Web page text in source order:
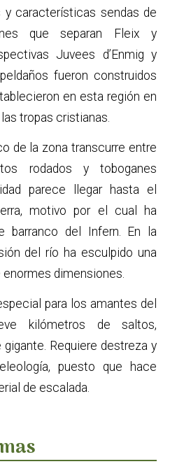
y características sendas de
que separan Fleix y
Juvees d’Enmig y
fueron construidos
en esta región en
tropas cristianas.
de la zona transcurre entre
rodados y toboganes
parece llegar hasta el
motivo por el cual ha
barranco del Infern. En la
del río ha esculpido una
enormes dimensiones.
para los amantes del
kilómetros de saltos,
Requiere destreza y
puesto que hace
de escalada.